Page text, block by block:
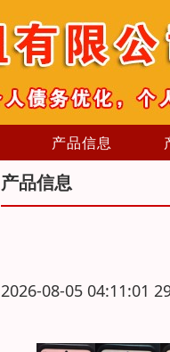
产品信息
产品信息
2026-08-05 04:11:01